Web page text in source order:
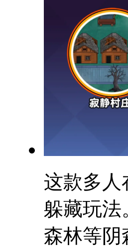
这款多人
躲藏玩法
森林等阴